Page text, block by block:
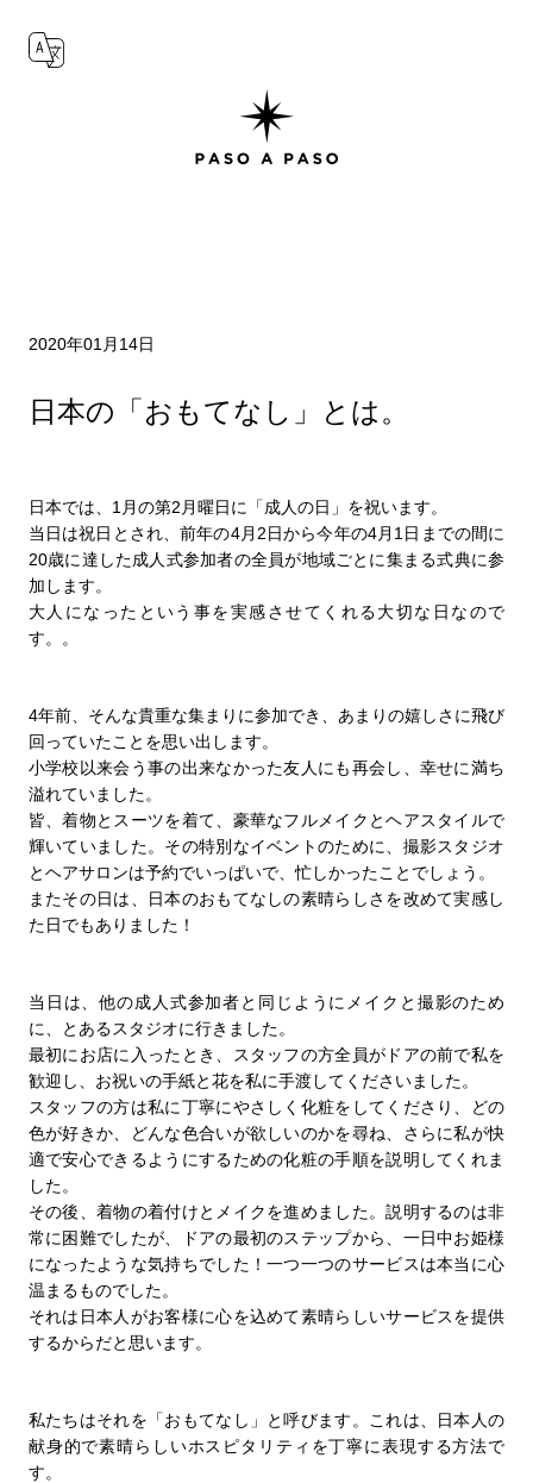
2020年01月14日
日本の「おもてなし」とは。
日本では、1月の第2月曜日に「成人の日」を祝います。
当日は祝日とされ、前年の4月2日から今年の4月1日までの間に
20歳に達した成人式参加者の全員が地域ごとに集まる式典に参
加します。
大人になったという事を実感させてくれる大切な日なので
す。。
4年前、そんな貴重な集まりに参加でき、あまりの嬉しさに飛び
回っていたことを思い出します。
小学校以来会う事の出来なかった友人にも再会し、幸せに満ち
溢れていました。
皆、着物とスーツを着て、豪華なフルメイクとヘアスタイルで
輝いていました。その特別なイベントのために、撮影スタジオ
とヘアサロンは予約でいっぱいで、忙しかったことでしょう。
またその日は、日本のおもてなしの素晴らしさを改めて実感し
た日でもありました！
当日は、他の成人式参加者と同じようにメイクと撮影のため
に、とあるスタジオに行きました。
最初にお店に入ったとき、スタッフの方全員がドアの前で私を
歓迎し、お祝いの手紙と花を私に手渡してくださいました。
スタッフの方は私に丁寧にやさしく化粧をしてくださり、どの
色が好きか、どんな色合いが欲しいのかを尋ね、さらに私が快
適で安心できるようにするための化粧の手順を説明してくれま
した。
その後、着物の着付けとメイクを進めました。説明するのは非
常に困難でしたが、ドアの最初のステップから、一日中お姫様
になったような気持ちでした！一つ一つのサービスは本当に心
温まるものでした。
それは日本人がお客様に心を込めて素晴らしいサービスを提供
するからだと思います。
私たちはそれを「おもてなし」と呼びます。これは、日本人の
献身的で素晴らしいホスピタリティを丁寧に表現する方法で
す。